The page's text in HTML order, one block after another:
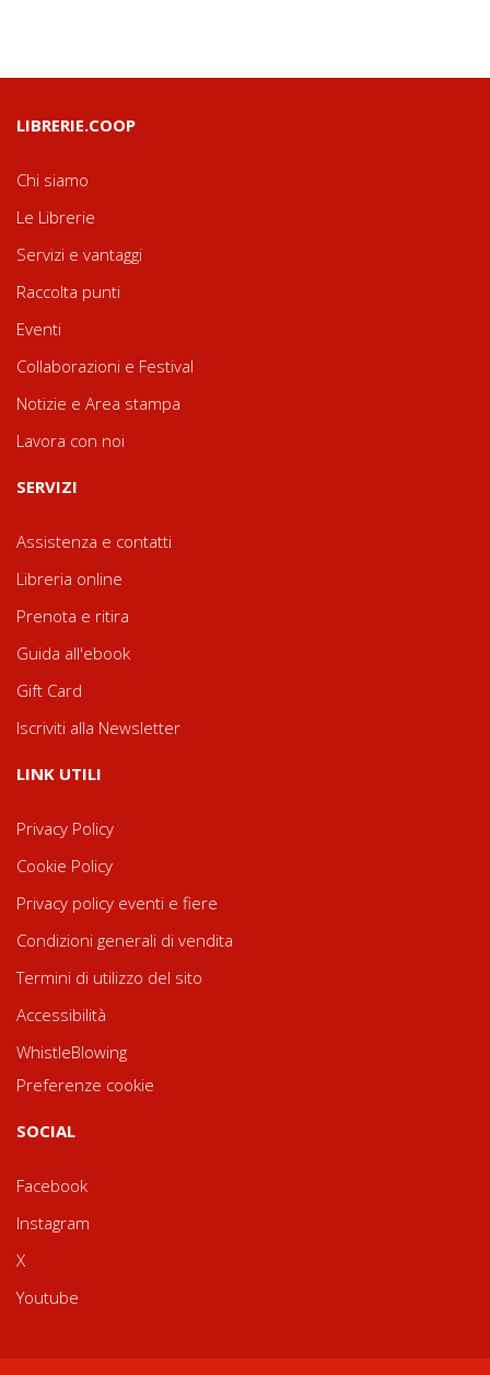
LIBRERIE.COOP
Chi siamo
Le Librerie
Servizi e vantaggi
Raccolta punti
Eventi
Collaborazioni e Festival
Notizie e Area stampa
Lavora con noi
SERVIZI
Assistenza e contatti
Libreria online
Prenota e ritira
Guida all'ebook
Gift Card
Iscriviti alla Newsletter
LINK UTILI
Privacy Policy
Cookie Policy
Privacy policy eventi e fiere
Condizioni generali di vendita
Termini di utilizzo del sito
Accessibilità
WhistleBlowing
Preferenze cookie
SOCIAL
Facebook
Instagram
X
Youtube